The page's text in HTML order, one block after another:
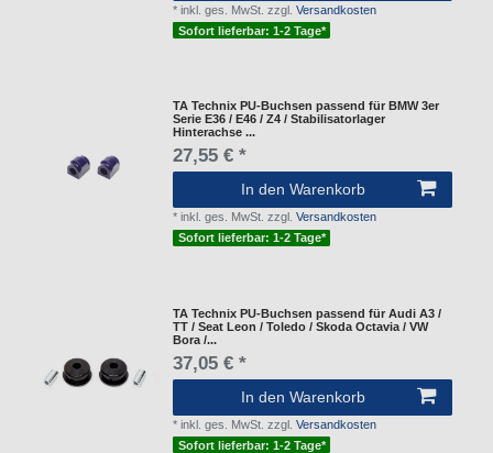
*inkl. ges. MwSt. zzgl.Versandkosten
Sofort lieferbar: 1-2 Tage*
TA Technix PU-Buchsen passend für BMW 3er
Serie E36 / E46 / Z4 / Stabilisatorlager
Hinterachse ...
27,55 € *
In den Warenkorb
*inkl. ges. MwSt. zzgl.Versandkosten
Sofort lieferbar: 1-2 Tage*
TA Technix PU-Buchsen passend für Audi A3 /
TT / Seat Leon / Toledo / Skoda Octavia / VW
Bora /...
37,05 € *
In den Warenkorb
*inkl. ges. MwSt. zzgl.Versandkosten
Sofort lieferbar: 1-2 Tage*